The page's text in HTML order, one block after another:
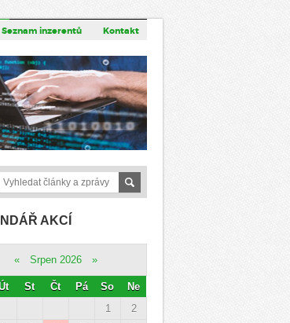
Seznam inzerentů Kontakt
AKCÍ
« Srpen 2026 »
St Čt Pá So
Ne
1
2